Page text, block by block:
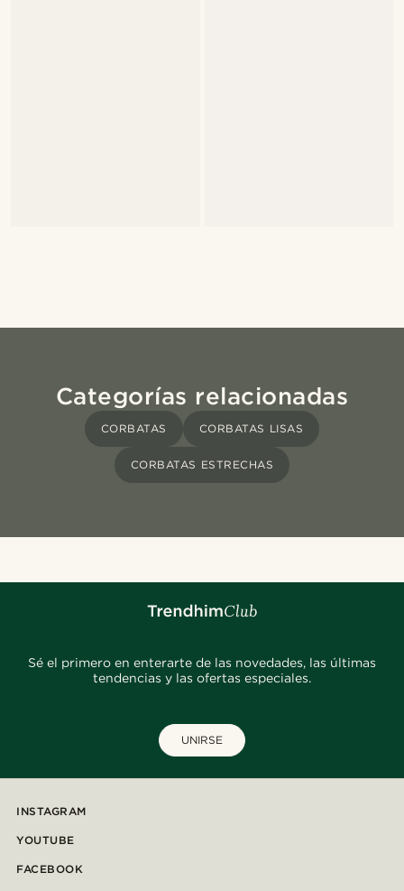
Categorías relacionadas
CORBATAS CORBATAS LISAS
CORBATAS ESTRECHAS
Sé el primero en enterarte de las novedades, las últimas
tendencias y las ofertas especiales.
UNIRSE
INSTAGRAM
YOUTUBE
FACEBOOK